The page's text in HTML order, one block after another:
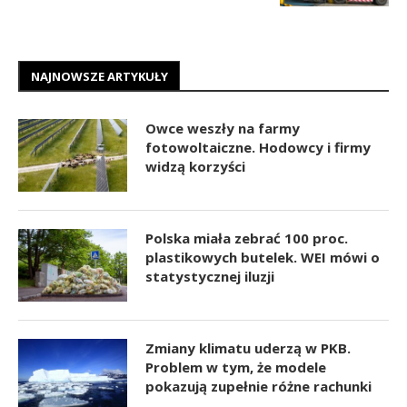
NAJNOWSZE ARTYKUŁY
Owce weszły na farmy
fotowoltaiczne. Hodowcy i firmy
widzą korzyści
Polska miała zebrać 100 proc.
plastikowych butelek. WEI mówi o
statystycznej iluzji
Zmiany klimatu uderzą w PKB.
Problem w tym, że modele
pokazują zupełnie różne rachunki